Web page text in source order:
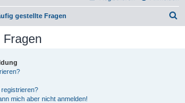
gestellte Fragen
Fragen
mich aber nicht anmelden!